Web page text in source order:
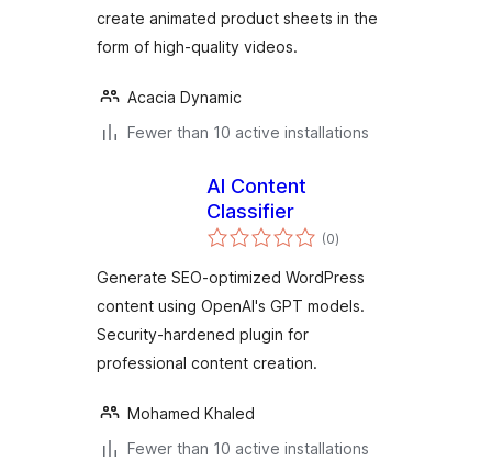
create animated product sheets in the
form of high-quality videos.
Acacia Dynamic
Fewer than 10 active installations
AI Content
Classifier
(0total
ratings
)
Generate SEO-optimized WordPress
content using OpenAI's GPT models.
Security-hardened plugin for
professional content creation.
Mohamed Khaled
Fewer than 10 active installations